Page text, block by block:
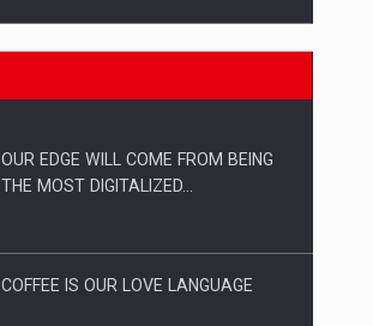
CEO Conference - Shaping The
Webinar - Business Evolution-
OUR EDGE WILL COME FROM BEING
THE MOST DIGITALIZED…
COFFEE IS OUR LOVE LANGUAGE